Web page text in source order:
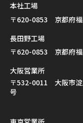
本社工場
〒620-0853 京都府
長田野工場
〒620-0853 京都府
大阪営業所
〒532-0011 大阪市淀
号